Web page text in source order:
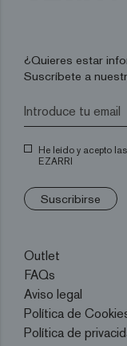
¿Quieres estar
Suscríbete a
He leído y acepto las
EZARRI
Suscribirse
Outlet
FAQs
Aviso legal
Política de
Política de